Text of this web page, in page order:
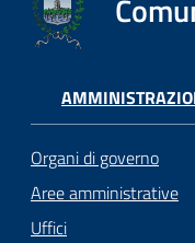
Seguici
su
Organi di governo
Aree amministrative
Uffici